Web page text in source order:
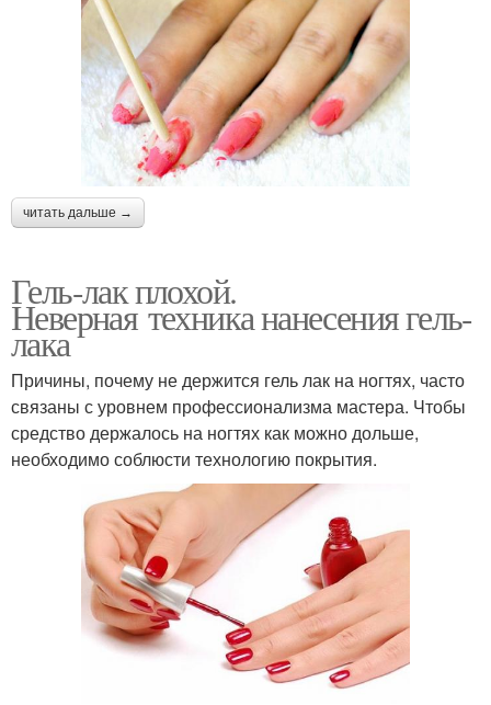
читать дальше →
Гель-лак плохой.
Неверная техника нанесения гель-
лака
Причины, почему не держится гель лак на ногтях, часто
связаны с уровнем профессионализма мастера. Чтобы
средство держалось на ногтях как можно дольше,
необходимо соблюсти технологию покрытия.